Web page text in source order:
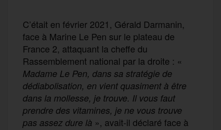
C’était en février 2021, Gérald Darmanin,
face à Marine Le Pen sur le plateau de
France 2, attaquant la cheffe du
Rassemblement national par la droite : «
Madame Le Pen, dans sa stratégie de
dédiabolisation, en vient quasiment à être
dans la mollesse, je trouve. Il vous faut
prendre des vitamines, je ne vous trouve
pas assez dure là », avait-il déclaré face à